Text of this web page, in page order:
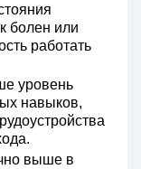
болен или
работать
уровень
навыков,
выше в